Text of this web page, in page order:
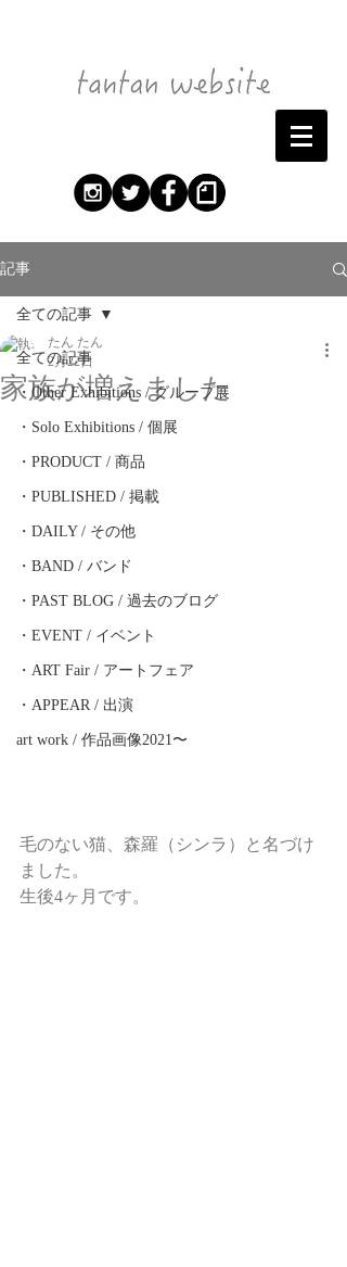
記事
全ての記事
・Other Exhibitions / グループ展
・Solo Exhibitions / 個展
・PRODUCT / 商品
・PUBLISHED / 掲載
・DAILY / その他
・BAND / バンド
・PAST BLOG / 過去のブログ
・EVENT / イベント
・ART Fair / アートフェア
・APPEAR / 出演
art work / 作品画像2021〜
全ての記事
家族が増えました
たん たん
2月22日
毛のない猫、森羅（シンラ）と名づけ
ました。
生後4ヶ月です。